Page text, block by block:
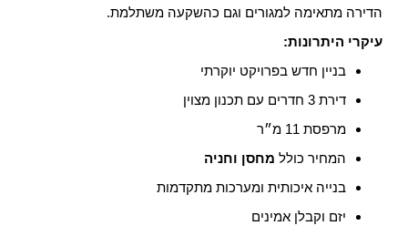
הדירה מתאימה למגורים וגם כהשקעה משתלמת.
עיקרי היתרונות:
בניין חדש בפרויקט יוקרתי
דירת 3 חדרים עם תכנון מצוין
מרפסת 11 מ״ר
המחיר כולל מחסן וחניה
בנייה איכותית ומערכות מתקדמות
יזם וקבלן אמינים